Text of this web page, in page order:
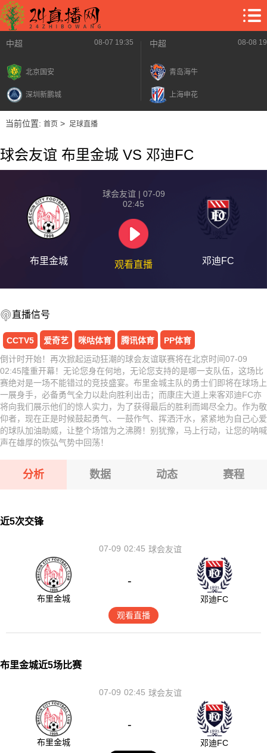
中超 08-07 19:35
北京国安
深圳新鹏城
中超 08-08
青岛海牛
上海申花
当前位置: 首页> 足球直播
球会友谊 布里金城 VS 邓迪FC
布里金城
球会友谊 | 07-09
02:45
观看直播 邓迪FC
直播信号
CCTV5 爱奇艺 咪咕体育 腾讯体育
PP体育
倒计时开始！再次掀起运动狂潮的球会友谊联赛将在北京时间07-09
02:45隆重开幕！无论您身在何地，无论您支持的是哪一支队伍，这场比
赛绝对是一场不能错过的竞技盛宴。布里金城主队的勇士们即将在球场上
一展身手，必备勇气全力以赴向胜利出击；而康庄大道上来客邓迪FC亦
将向我们展示他们的惊人实力，为了获得最后的胜利而竭尽全力。作为敬
仰者，现在正是时候鼓起勇气、一鼓作气、挥洒汗水，紧紧地为自己心爱
的球队加油助威，让整个场馆为之沸腾！别犹豫，马上行动，让您的呐喊
声在雄厚的恢弘气势中回荡！
分析 数据 动态 赛程
近5次交锋
02:45
07-09 球会友谊
布里金城
-
邓迪FC
观看直播
布里金城近5场比赛
02:45
07-09 球会友谊
布里金城
-
邓迪FC